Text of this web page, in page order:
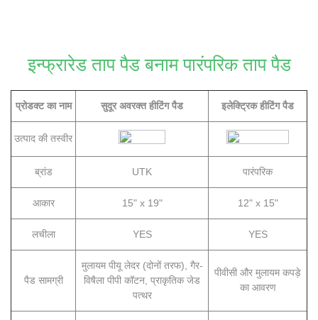
इन्फ्रारेड ताप पैड बनाम पारंपरिक ताप पैड
प्रोडक्ट का नाम सुदूर अवरक्त हीटिंग पैड इलेक्ट्रिक हीटिंग पैड
उत्पाद की तस्वीर
ब्रांड UTK पारंपरिक
आकार 15" x 19" 12" x 15"
लचीला YES YES
पैड सामग्री
मुलायम पीयू लेदर (दोनों तरफ), गैर-
विषैला पीपी कॉटन, प्राकृतिक जेड
पत्थर
पीवीसी और मुलायम कपड़े
का आवरण